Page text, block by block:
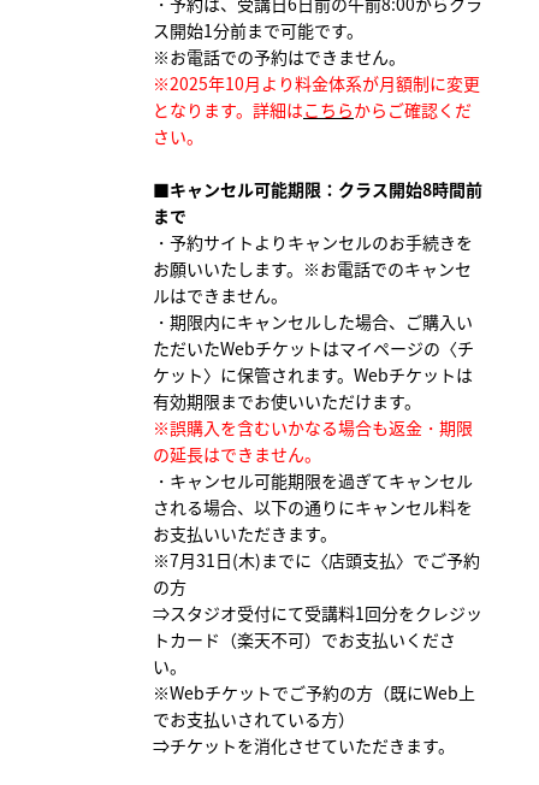
ス開始1分前まで可能です。
※お電話での予約はできません。
※2025年10月より料金体系が月額制に変更
となります。詳細はこちらからご確認くだ
さい。
■キャンセル可能期限：クラス開始8時間前
まで
・予約サイトよりキャンセルのお手続きを
お願いいたします。 ※お電話でのキャンセ
ルはできません。
・期限内にキャンセルした場合、ご購入い
ただいたWebチケットはマイページの〈チ
ケット〉に保管されます。Webチケットは
有効期限までお使いいただけます。
※誤購入を含むいかなる場合も返金・期限
の延長はできません。
・キャンセル可能期限を過ぎてキャンセル
される場合、以下の通りにキャンセル料を
お支払いいただきます。
※7月31日(木)までに〈店頭支払〉でご予約
の方
⇒スタジオ受付にて受講料1回分をクレジッ
トカード（楽天不可）でお支払いくださ
い。
※Webチケットでご予約の方（既にWeb上
でお支払いされている方）
⇒チケットを消化させていただきます。